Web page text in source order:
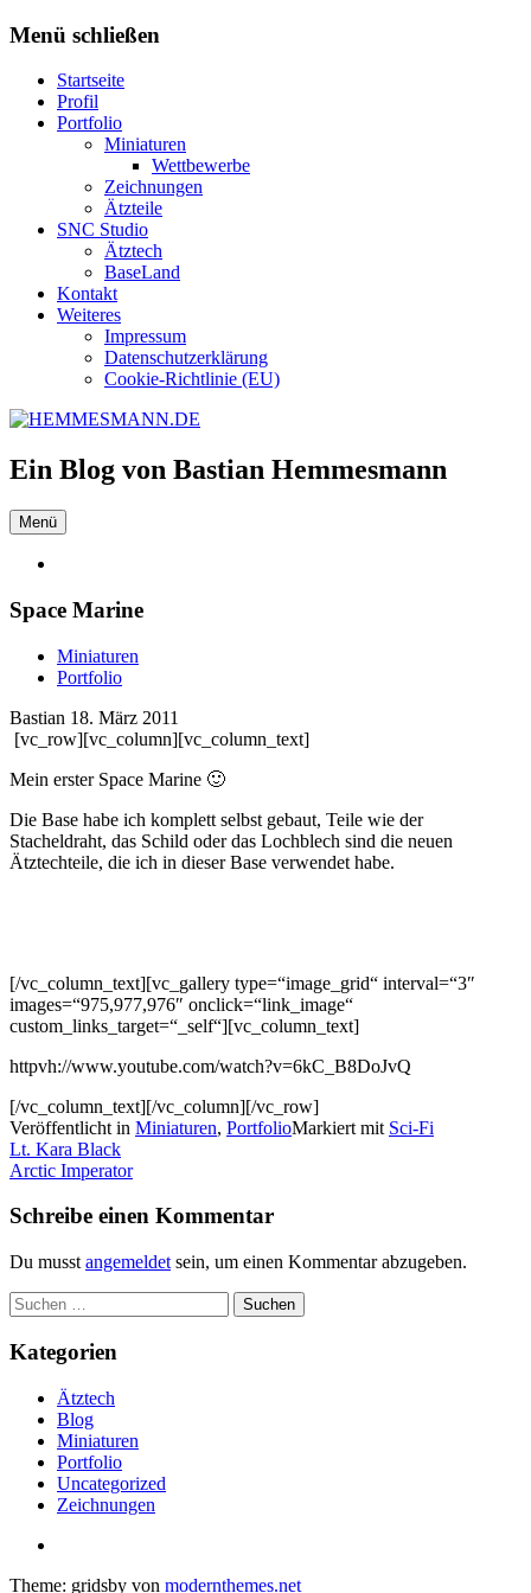
Zum
springen
Menü schließen
Startseite
Profil
Portfolio
Miniaturen
Wettbewerbe
Zeichnungen
Ätzteile
SNC Studio
Ätztech
BaseLand
Kontakt
Weiteres
Impressum
Datenschutzerklärung
Cookie-Richtlinie (EU)
Ein Blog von Bastian Hemmesmann
Menü
Space Marine
Miniaturen
Portfolio
Bastian 18. März 2011
[vc_row][vc_column][vc_column_text]
Mein erster Space Marine 🙂
Die Base habe ich komplett selbst gebaut, Teile wie der
Stacheldraht, das Schild oder das Lochblech sind die neuen
Ätztechteile, die ich in dieser Base verwendet habe.
[/vc_column_text][vc_gallery type=“image_grid“ interval=“3″
images=“975,977,976″ onclick=“link_image“
custom_links_target=“_self“][vc_column_text]
httpvh://www.youtube.com/watch?v=6kC_B8DoJvQ
[/vc_column_text][/vc_column][/vc_row]
Veröffentlicht in Miniaturen, PortfolioMarkiert mit Sci-Fi
Artikel-
Navigation
Lt. Kara Black
Arctic Imperator
Schreibe einen Kommentar
Du musst angemeldet sein, um einen Kommentar abzugeben.
Suchen
nach:
Kategorien
Ätztech
Blog
Miniaturen
Portfolio
Uncategorized
Zeichnungen
Theme: gridsby von modernthemes.net